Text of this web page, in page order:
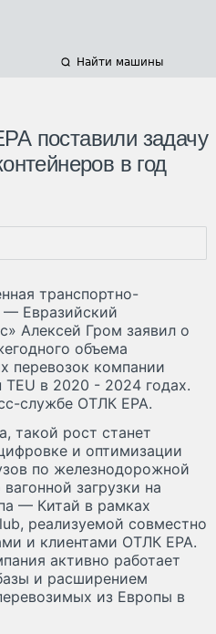
Найти машины
поставили задачу
в год
транспортно-
— Евразийский
Алексей Гром заявил о
объема
перевозок компании
TEU в 2020 - 2024 годах.
службе ОТЛК ЕРА.
такой рост станет
и оптимизации
по железнодорожной
загрузки на
— Китай в рамках
реализуемой совместно
и клиентами ОТЛК ЕРА.
активно работает
и расширением
из Европы в